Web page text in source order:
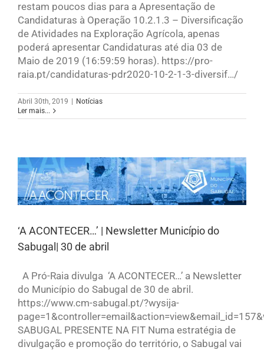
restam poucos dias para a Apresentação de
Candidaturas à Operação 10.2.1.3 – Diversificação
de Atividades na Exploração Agrícola, apenas
poderá apresentar Candidaturas até dia 03 de
Maio de 2019 (16:59:59 horas). https://pro-
raia.pt/candidaturas-pdr2020-10-2-1-3-diversif…/
Abril 30th, 2019
Notícias
Ler mais...
‘A ACONTECER…’ | Newsletter Município do
Sabugal| 30 de abril
A Pró-Raia divulga ‘A ACONTECER…’ a Newsletter
do Município do Sabugal de 30 de abril.
https://www.cm-sabugal.pt/?wysija-
SABUGAL PRESENTE NA FIT Numa estratégia de
divulgação e promoção do território, o Sabugal vai